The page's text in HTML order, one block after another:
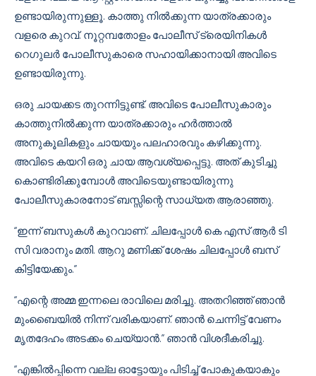
ഉണ്ടായിരുന്നുള്ളൂ. കാത്തു നിൽക്കുന്ന യാത്രക്കാരും
വളരെ കുറവ്. നൂറ്റമ്പതോളം പോലീസ് ട്രെയിനികൾ
റെഗുലർ പോലീസുകാരെ സഹായിക്കാനായി അവിടെ
ഉണ്ടായിരുന്നു.
ഒരു ചായക്കട തുറന്നിട്ടുണ്ട്. അവിടെ പോലീസുകാരും
കാത്തുനിൽക്കുന്ന യാത്രക്കാരും ഹർത്താൽ
അനുകൂലികളും ചായയും പലഹാരവും കഴിക്കുന്നു.
അവിടെ കയറി ഒരു ചായ ആവശ്യപ്പെട്ടു. അത് കുടിച്ചു
കൊണ്ടിരിക്കുമ്പോൾ അവിടെയുണ്ടായിരുന്നു
പോലീസുകാരനോട് ബസ്സിന്റെ സാധ്യത ആരാഞ്ഞു.
“ഇന്ന് ബസുകൾ കുറവാണ്. ചിലപ്പോൾ കെ എസ് ആർ ടി
സി വരാനും മതി. ആറു മണിക്ക് ശേഷം ചിലപ്പോൾ ബസ്
കിട്ടിയേക്കും.”
“എന്റെ അമ്മ ഇന്നലെ രാവിലെ മരിച്ചു. അതറിഞ്ഞ് ഞാൻ
മുംബൈയിൽ നിന്ന് വരികയാണ്. ഞാൻ ചെന്നിട്ട് വേണം
മൃതദേഹം അടക്കം ചെയ്യാൻ.” ഞാൻ വിശദീകരിച്ചു.
“എങ്കിൽപ്പിന്നെ വല്ല ഓട്ടോയും പിടിച്ച് പോകുകയാകും